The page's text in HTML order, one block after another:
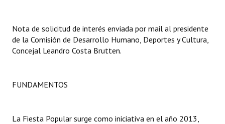
Actas de Sesión
Informes de Unidad Coordinadora
NORMATIVA
Nota de solicitud de interés enviada por mail al presidente
de la Comisión de Desarrollo Humano, Deportes y Cultura,
Concejal Leandro Costa Brutten.
FUNDAMENTOS
La Fiesta Popular surge como iniciativa en el año 2013,